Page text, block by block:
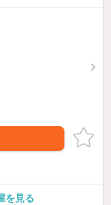
を見る